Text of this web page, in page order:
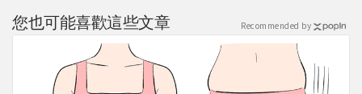
您也可能喜歡這些文章 Recommended by